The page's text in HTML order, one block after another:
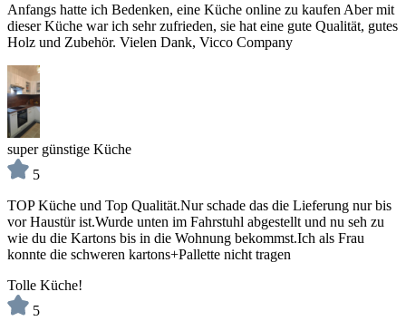
Anfangs hatte ich Bedenken, eine Küche online zu kaufen Aber mit
dieser Küche war ich sehr zufrieden, sie hat eine gute Qualität, gutes
Holz und Zubehör. Vielen Dank, Vicco Company
super günstige Küche
5
TOP Küche und Top Qualität.Nur schade das die Lieferung nur bis
vor Haustür ist.Wurde unten im Fahrstuhl abgestellt und nu seh zu
wie du die Kartons bis in die Wohnung bekommst.Ich als Frau
konnte die schweren kartons+Pallette nicht tragen
Tolle Küche!
5